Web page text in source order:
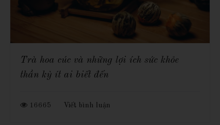
Trà hoa cúc và những lợi ích sức khỏe
thần kỳ ít ai biết đến
16665 Viết bình luận